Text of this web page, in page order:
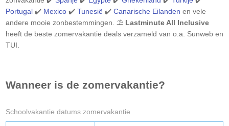
Portugal ✔️ Mexico ✔️ Tunesië ✔️ Canarische Eilanden en vele
andere mooie zonbestemmingen. ⛱️ Lastminute All Inclusive
heeft de beste zomervakantie deals verzameld van o.a. Sunweb en
TUI.
Wanneer is de zomervakantie?
Schoolvakantie datums zomervakantie